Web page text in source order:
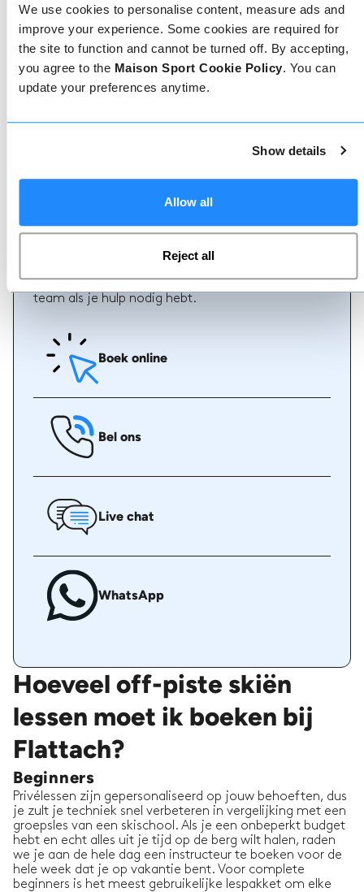
We use cookies to personalise content, measure ads and
improve your experience. Some cookies are required for
the site to function and cannot be turned off. By accepting,
you agree to the Maison Sport Cookie Policy. You can
update your preferences anytime.
Show details
Allow all
Reject all
Geverifieerde reviews
Meer dan 90% van onze reviews zijn 5 sterren. Lees
juiste leraar te kiezen. Boek lessen met een van
Boeken
Boeken bij ons kan niet eenvoudiger, ons
je te helpen - boek direct online of praat met ons
team als je hulp nodig hebt.
Boek online
Bel ons
Live chat
WhatsApp
Hoeveel off-piste skiën
lessen moet ik boeken bij
Flattach?
Beginners
Privélessen zijn gepersonaliseerd op jouw behoeften, dus
je zult je techniek snel verbeteren in vergelijking met een
groepsles van een skischool. Als je een onbeperkt budget
hebt en echt alles uit je tijd op de berg wilt halen, raden
we je aan de hele dag een instructeur te boeken voor de
hele week dat je op vakantie bent. Voor complete
beginners is het meest gebruikelijke lespakket om elke